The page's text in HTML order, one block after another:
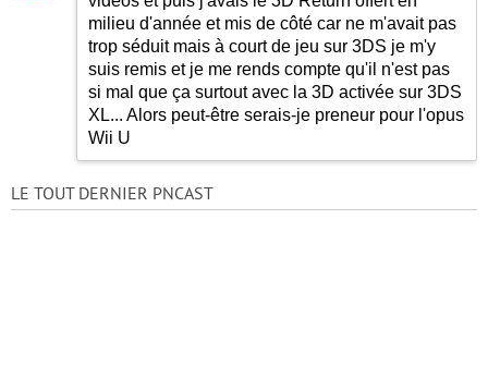
milieu d'année et mis de côté car ne m'avait pas
trop séduit mais à court de jeu sur 3DS je m'y
suis remis et je me rends compte qu'il n'est pas
si mal que ça surtout avec la 3D activée sur 3DS
XL... Alors peut-être serais-je preneur pour l'opus
Wii U
LE TOUT DERNIER PNCAST